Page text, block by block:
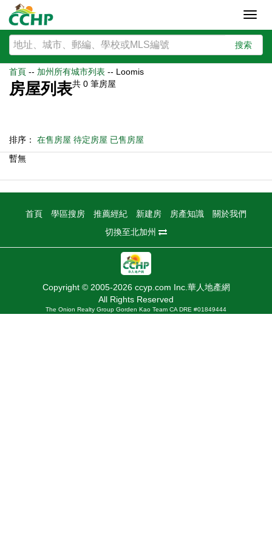
搜索
首頁 -- 加州所有城市列表 -- Loomis
房屋列表共 0 筆房屋
排序： 在售房屋 待定房屋 已售房屋
暫無
首頁 學區搜房 推薦經紀 新建房 房產知識
關於我們
切換至北加州
Copyright © 2005-2026 ccyp.com Inc.華人地產網
All Rights Reserved
The Onion Realty Group Gorden Kao Team CA DRE #01849444